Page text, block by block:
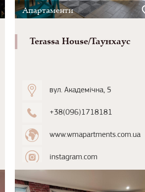
Апартаменти
Terassa House/Таунхаус
вул. Академічна, 5
+38(096)1718181
www.wmapartments.com.ua
instagram.com